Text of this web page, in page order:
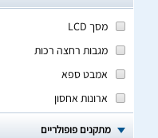
מסך LCD
מגבות רחצה רכות
אמבט ספא
ארונות אחסון
מתקנים פופולריים